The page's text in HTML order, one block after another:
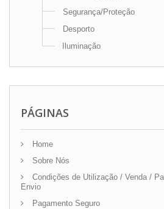
Segurança/Proteção
Desporto
Iluminação
PÁGINAS
Home
Sobre Nós
Condições de Utilização / Venda /
Envio
Pagamento Seguro